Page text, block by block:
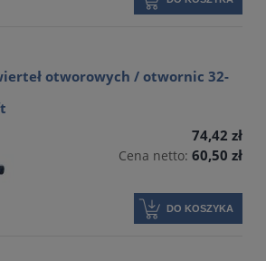
otworowych / otwornic 32-
74,42 zł
Cena netto: 60,50 zł
DO KOSZYKA